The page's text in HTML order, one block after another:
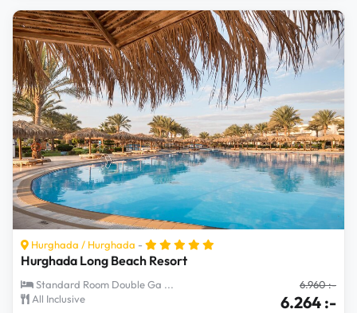
Hurghada / Hurghada -
Hurghada Long Beach Resort
Standard Room Double Ga ...
All Inclusive
6.960 :-
6.264 :-